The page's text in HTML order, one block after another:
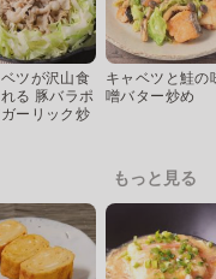
ツが沢山食
る 豚バラポ
ーリック炒
キャベツと鮭の
噌バター炒め
もっと見る